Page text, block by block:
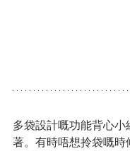
多袋設計嘅功能背心小
著。有時唔想拎袋嘅時